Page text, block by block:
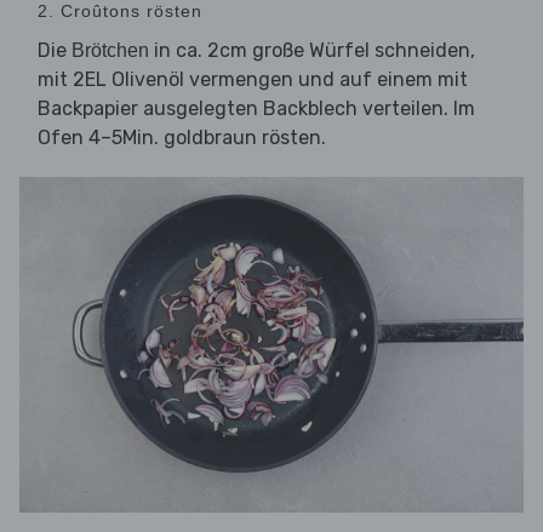
2. Croûtons rösten
Die Brötchen in ca. 2cm große Würfel schneiden,
mit 2EL Olivenöl vermengen und auf einem mit
Backpapier ausgelegten Backblech verteilen. Im
Ofen 4–5Min. goldbraun rösten.